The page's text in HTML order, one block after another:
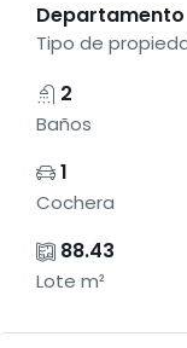
Departamento
Tipo de
2
Baños
1
Cochera
88.43
Lote m²